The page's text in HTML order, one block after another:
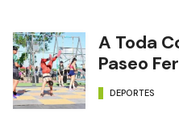
A Toda
Paseo
DEPORTES